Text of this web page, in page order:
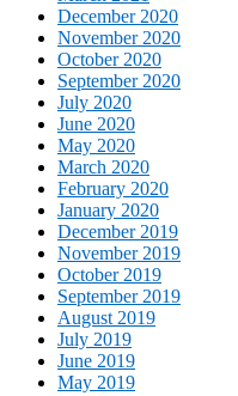
December 2020
November 2020
October 2020
September 2020
July 2020
June 2020
May 2020
March 2020
February 2020
January 2020
December 2019
November 2019
October 2019
September 2019
August 2019
July 2019
June 2019
May 2019